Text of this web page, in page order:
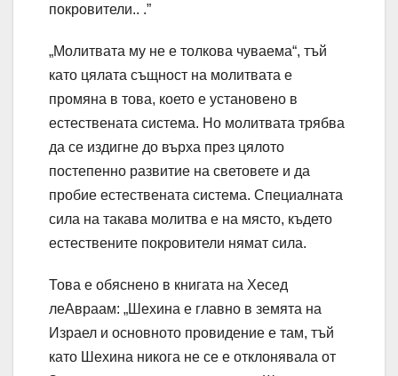
покровители.. .”
„Молитвата му не е толкова чуваема“, тъй
като цялата същност на молитвата е
промяна в това, което е установено в
естествената система. Но молитвата трябва
да се издигне до върха през цялото
постепенно развитие на световете и да
пробие естествената система. Специалната
сила на такава молитва е на място, където
естествените покровители нямат сила.
Това е обяснено в книгата на Хесед
леАвраам: „Шехина е главно в земята на
Израел и основното провидение е там, тъй
като Шехина никога не се е отклонявала от